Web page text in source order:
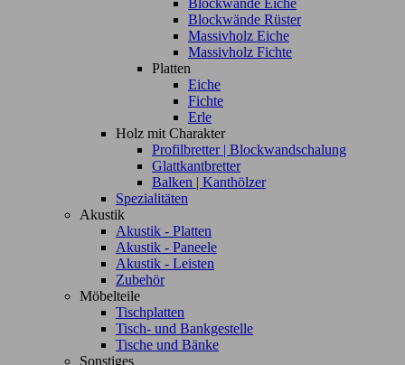
Blockwände Eiche
Blockwände Rüster
Massivholz Eiche
Massivholz Fichte
Platten
Eiche
Fichte
Erle
Holz mit Charakter
Profilbretter | Blockwandschalung
Glattkantbretter
Balken | Kanthölzer
Spezialitäten
Akustik
Akustik - Platten
Akustik - Paneele
Akustik - Leisten
Zubehör
Möbelteile
Tischplatten
Tisch- und Bankgestelle
Tische und Bänke
Sonstiges